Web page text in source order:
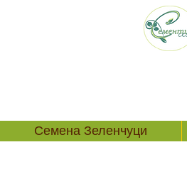
Семена Зеленчуци